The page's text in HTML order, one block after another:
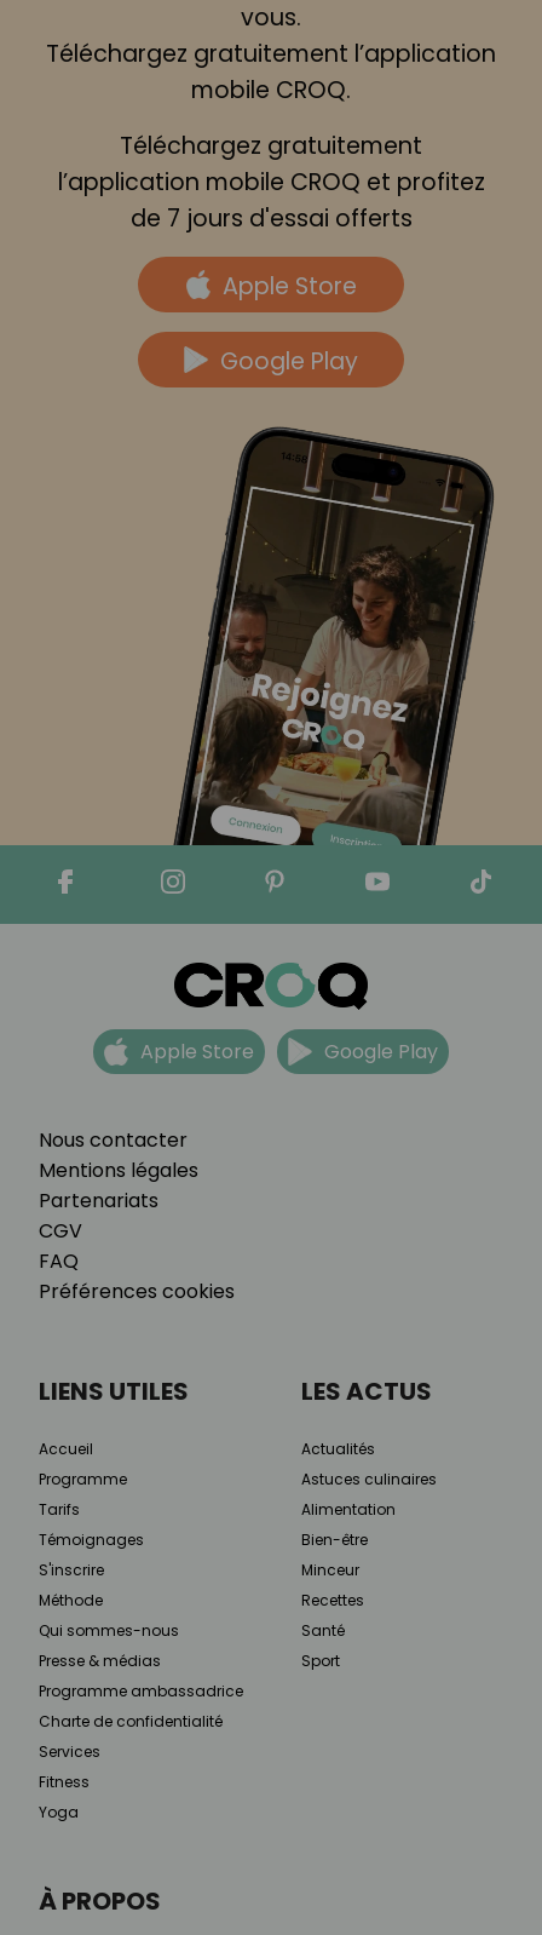
vous.
Téléchargez gratuitement l’application
mobile CROQ.
Téléchargez gratuitement
l’application mobile CROQ et profitez
de 7 jours d'essai offerts
Apple Store
Google Play
Nous contacter
Mentions légales
Partenariats
CGV
FAQ
Préférences cookies
Apple Store Google Play
À PROPOS
LIENS UTILES
Accueil
Programme
Tarifs
Témoignages
S'inscrire
Méthode
Qui sommes-nous
Presse & médias
Programme ambassadrice
Charte de confidentialité
Services
Fitness
Yoga
LES ACTUS
Actualités
Astuces culinaires
Alimentation
Bien-être
Minceur
Recettes
Santé
Sport